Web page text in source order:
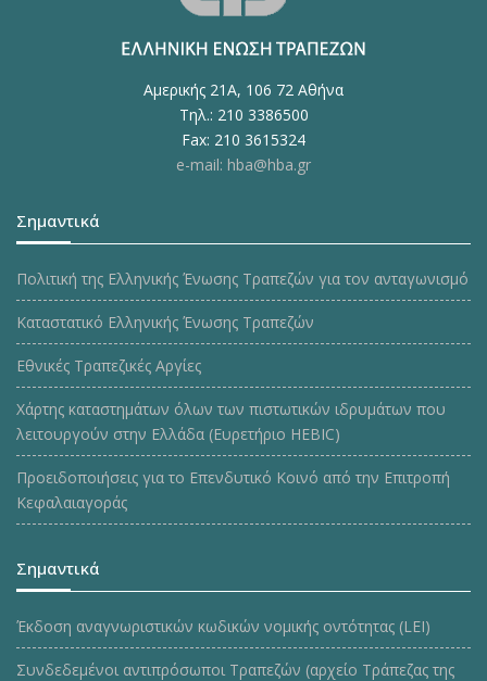
Αμερικής 21Α, 106 72 Αθήνα
Τηλ.: 210 3386500
Fax: 210 3615324
e-mail: hba@hba.gr
Σημαντικά
Πολιτική της Ελληνικής Ένωσης Τραπεζών για τον ανταγωνισμό
Καταστατικό Ελληνικής Ένωσης Τραπεζών
Εθνικές Τραπεζικές Αργίες
Χάρτης καταστημάτων όλων των πιστωτικών ιδρυμάτων που
λειτουργούν στην Ελλάδα (Ευρετήριο HEBIC)
Προειδοποιήσεις για το Επενδυτικό Κοινό από την Επιτροπή
Κεφαλαιαγοράς
Σημαντικά
Έκδοση αναγνωριστικών κωδικών νομικής οντότητας (LEI)
Συνδεδεμένοι αντιπρόσωποι Τραπεζών (αρχείο Τράπεζας της